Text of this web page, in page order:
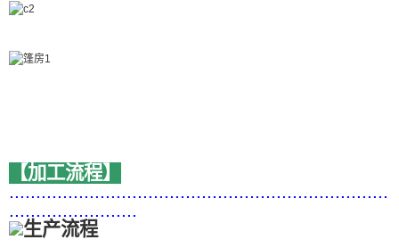
【加工流程】
.......................................................................
........................